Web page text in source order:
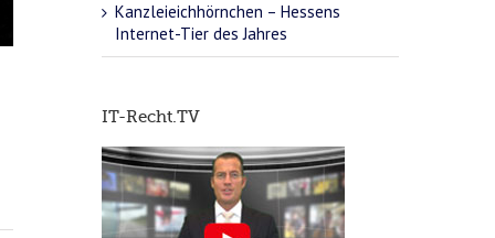
Kanzleieichhörnchen – Hessens
Internet-Tier des Jahres
IT-Recht.TV